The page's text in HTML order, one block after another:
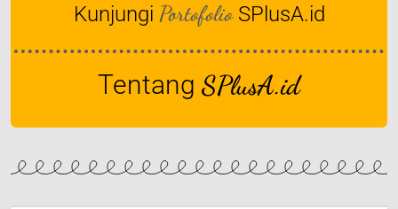
Kunjungi Portofolio SPlusA.id
Tentang SPlusA.id